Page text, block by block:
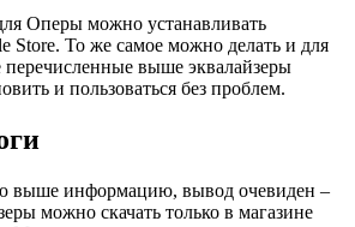
Оперы можно устанавливать
Store. То же самое можно делать и для
перечисленные выше эквалайзеры
и пользоваться без проблем.
выше информацию, вывод очевиден –
можно скачать только в магазине